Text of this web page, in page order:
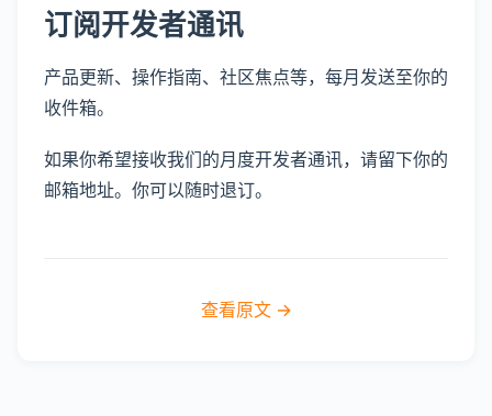
订阅开发者通讯
产品更新、操作指南、社区焦点等，每月发送至你的
收件箱。
如果你希望接收我们的月度开发者通讯，请留下你的
邮箱地址。你可以随时退订。
查看原文 →